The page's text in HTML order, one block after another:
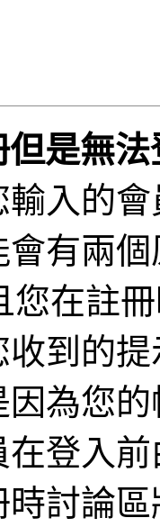
是無法
輸入的
會有兩
您在註
到的
因為您
在登入
時討論